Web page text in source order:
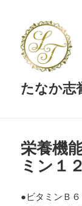
たなか志
栄養機
ミン１
●ビタミンＢ６